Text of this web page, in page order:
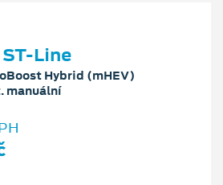
Line
Hybrid (mHEV)
manuální